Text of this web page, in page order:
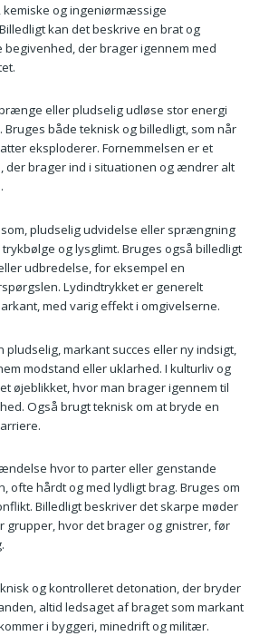
og ingeniørmæssige
kan det beskrive en brat og
begivenhed, der brager igennem med
eller pludselig udløse stor energi
Bruges både teknisk og billedligt, som når
eksploderer. Fornemmelsen er et
der brager ind i situationen og ændrer alt
pludselig udvidelse eller sprængning
og lysglimt. Bruges også billedligt
udbredelse, for eksempel en
Lydindtrykket er generelt
med varig effekt i omgivelserne.
pludselig, markant succes eller ny indsigt,
modstand eller uklarhed. I kulturliv og
øjeblikket, hvor man brager igennem til
Også brugt teknisk om at bryde en
hvor to parter eller genstande
ofte hårdt og med lydligt brag. Bruges om
Billedligt beskriver det skarpe møder
grupper, hvor det brager og gnistrer, før
og kontrolleret detonation, der bryder
altid ledsaget af braget som markant
i byggeri, minedrift og militær.